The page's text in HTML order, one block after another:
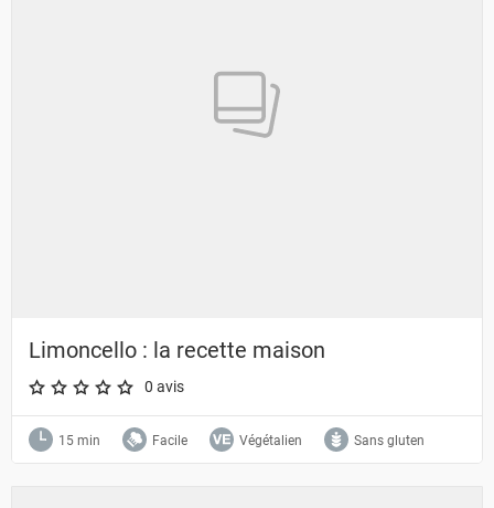
Limoncello : la recette maison
A star rating of 0 out of 5.
0 avis
15 min Facile Végétalien Sans gluten